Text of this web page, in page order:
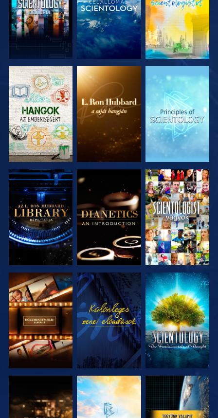
A SOROZAT
RÉSZEI
A SOROZAT
RÉSZEI
A SOROZAT
RÉSZEI
A SOROZAT
RÉSZEI
A SOROZAT
RÉSZEI
MŰSORNÉZÉS
A SOROZAT
RÉSZEI
MŰSORNÉZÉS
A SOROZAT
RÉSZEI
A SOROZAT
RÉSZEI
A SOROZAT
RÉSZEI
MŰSORNÉZÉS